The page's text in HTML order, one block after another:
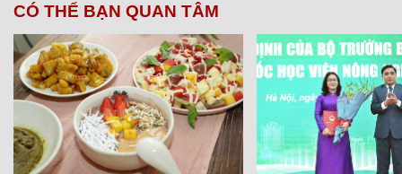
CÓ THỂ BẠN QUAN TÂM